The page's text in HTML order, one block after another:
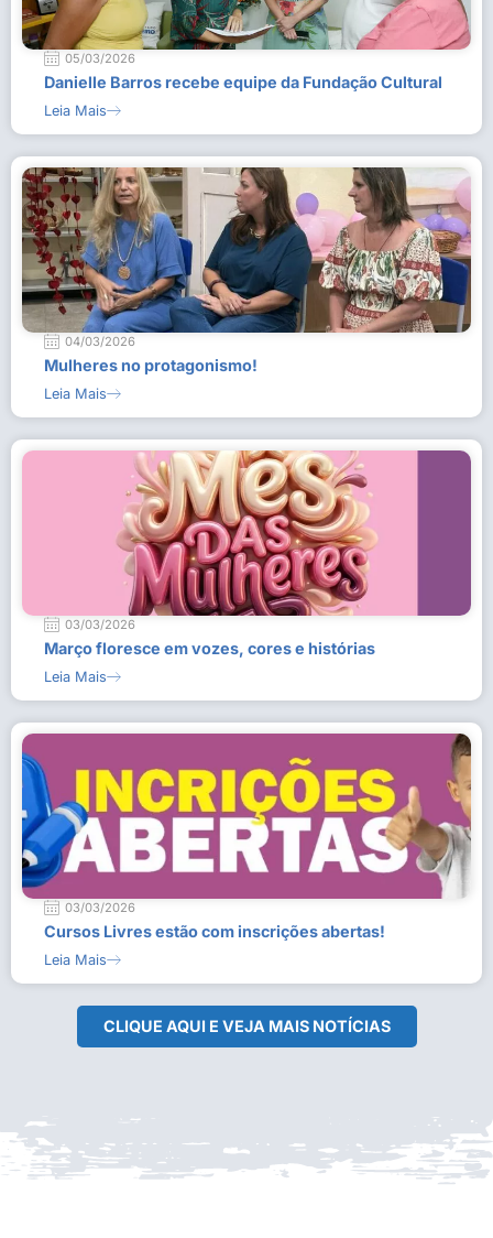
05/03/2026
Danielle Barros recebe equipe da Fundação Cultural
Leia Mais
04/03/2026
Mulheres no protagonismo!
Leia Mais
03/03/2026
Março floresce em vozes, cores e histórias
Leia Mais
03/03/2026
Cursos Livres estão com inscrições abertas!
Leia Mais
CLIQUE AQUI E VEJA MAIS NOTÍCIAS